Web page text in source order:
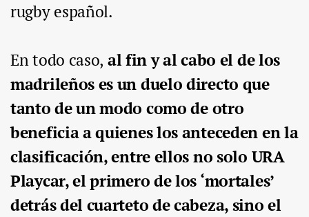
rugby español.
En todo caso, al fin y al cabo el de los
madrileños es un duelo directo que
tanto de un modo como de otro
beneficia a quienes los anteceden en la
clasificación, entre ellos no solo URA
Playcar, el primero de los ‘mortales’
detrás del cuarteto de cabeza, sino el